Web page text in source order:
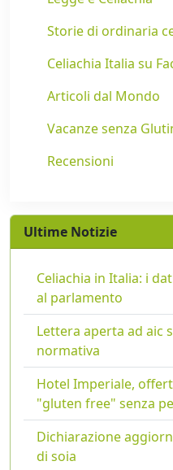
Storie di ordinaria
Celiachia Italia su
Articoli dal Mondo
Vacanze senza
Recensioni
Ultime Notizie
Celiachia in Italia: i
al parlamento
Lettera aperta ad aic
normativa
Hotel Imperiale,
"gluten free" senza
Dichiarazione
di soia